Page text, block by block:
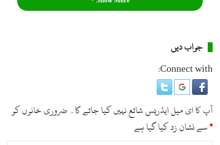
جواب دیں
Connect with:
آپ کا ای میل ایڈریس شائع نہیں کیا جائے گا۔ ضروری خانوں کو
*سے نشان زد کیا گیا ہے